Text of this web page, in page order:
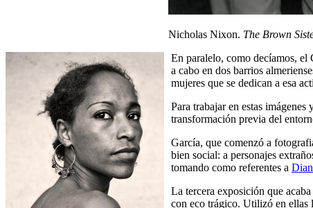
Nicholas Nixon. The Brown
En paralelo, como decíamos, el
a cabo en dos barrios
mujeres que se dedican a esa
Para trabajar en estas
transformación previa del
García, que comenzó a
bien social: a personajes
tomando como referentes a
La tercera exposición que
con eco trágico. Utilizó en ellas